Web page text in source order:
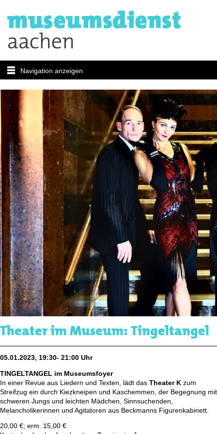
Navigation anzeigen
Theater im Museum: Tingeltangel
05.01.2023, 19:30- 21:00 Uhr
TINGELTANGEL im Museumsfoyer
In einer Revue aus Liedern und Texten, lädt das Theater K zum
Streifzug ein durch Kiezkneipen und Kaschemmen, der Begegnung mit
schweren Jungs und leichten Mädchen, Sinnsuchenden,
Melancholikerinnen und Agitatoren aus Beckmanns Figurenkabinett.
20,00 €; erm. 15,00 €